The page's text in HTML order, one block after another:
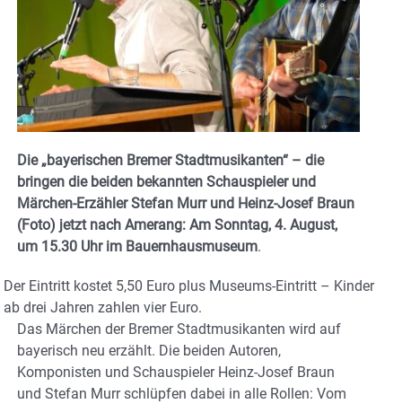
Die „bayerischen Bremer Stadtmusikanten“ – die
bringen die beiden bekannten Schauspieler und
Märchen-Erzähler Stefan Murr und Heinz-Josef Braun
(Foto) jetzt nach Amerang: Am Sonntag, 4. August,
um 15.30 Uhr im Bauernhausmuseum.
Der Eintritt kostet 5,50 Euro plus Museums-Eintritt – Kinder
ab drei Jahren zahlen vier Euro.
Das Märchen der Bremer Stadtmusikanten wird auf
bayerisch neu erzählt. Die beiden Autoren,
Komponisten und Schauspieler Heinz-Josef Braun
und Stefan Murr schlüpfen dabei in alle Rollen: Vom